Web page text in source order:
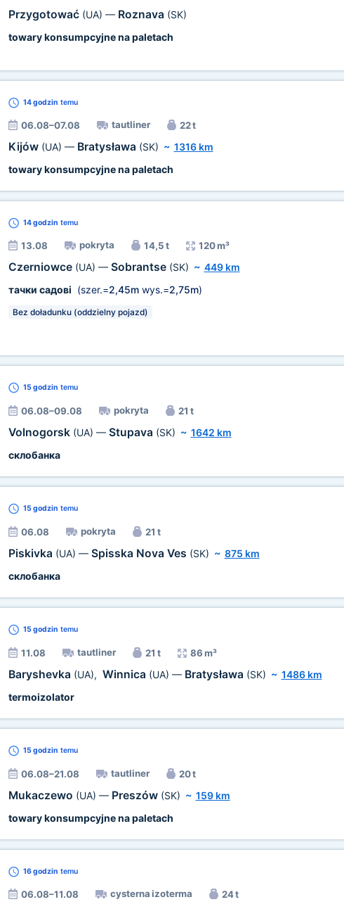
Przygotować (UA) — Roznava (SK)
towary konsumpcyjne na paletach
14 godzin temu
06.08–07.08 tautliner 22 t
Kijów (UA) — Bratysława (SK) ~ 1316 km
towary konsumpcyjne na paletach
14 godzin temu
13.08 pokryta 14,5 t 120 m³
Czerniowce (UA) — Sobrantse (SK) ~ 449 km
тачки садові (szer.=2,45mwys.=2,75m)
Bez doładunku (oddzielny pojazd)
15 godzin temu
06.08–09.08 pokryta 21 t
Volnogorsk (UA) — Stupava (SK) ~ 1642 km
склобанка
15 godzin temu
06.08 pokryta 21 t
Piskivka (UA) — Spisska Nova Ves (SK) ~ 875 km
склобанка
15 godzin temu
11.08 tautliner 21 t 86 m³
Baryshevka (UA), Winnica (UA) — Bratysława (SK) ~ 1486 km
termoizolator
15 godzin temu
06.08–21.08 tautliner 20 t
Mukaczewo (UA) — Preszów (SK) ~ 159 km
towary konsumpcyjne na paletach
16 godzin temu
06.08–11.08 cysterna izoterma 24 t